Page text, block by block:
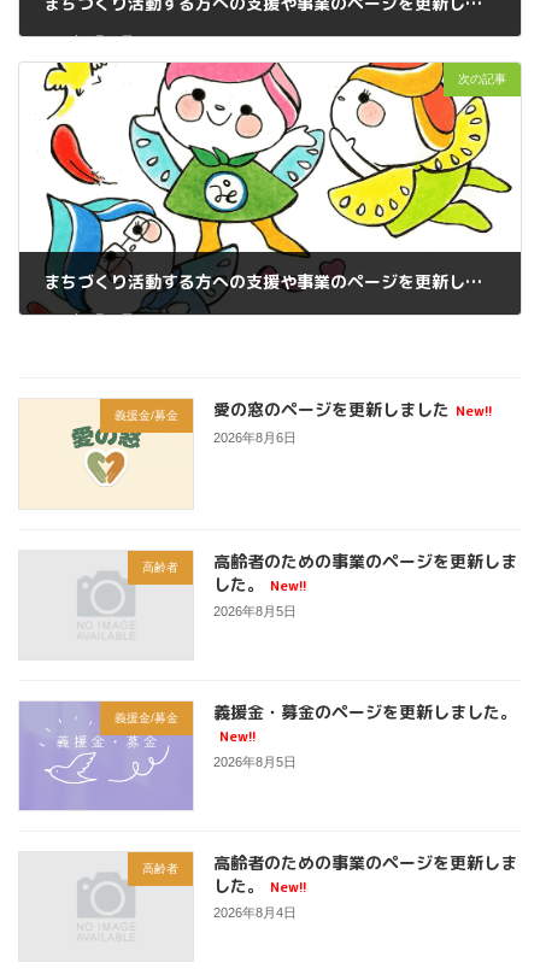
2026年6月17日
次の記事
まちづくり活動する方への支援や事業のページを更新しました
2026年6月24日
義援金/募金 愛の窓のページを更新しました New!!
2026年8月6日
高齢者
高齢者のための事業のページを更新しま
した。
New!!
2026年8月5日
義援金/募金 義援金・募金のページを更新しました。
New!!
2026年8月5日
高齢者
高齢者のための事業のページを更新しま
した。
New!!
2026年8月4日